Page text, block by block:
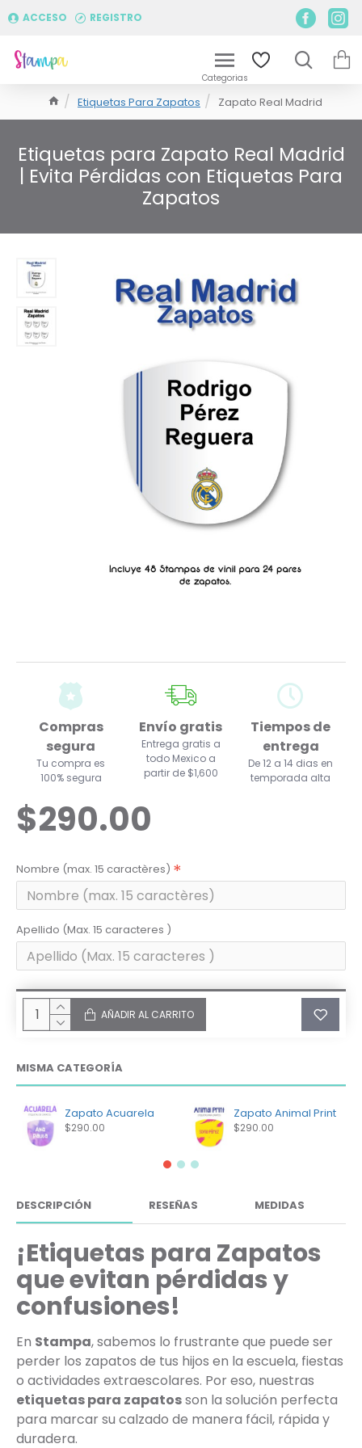
ACCESO REGISTRO
Etiquetas Para Zapatos Zapato Real Madrid
Etiquetas para Zapato Real Madrid
| Evita Pérdidas con Etiquetas Para
Zapatos
Compras
segura
Tu compra es
100% segura
Envío gratis
Entrega gratis a
todo Mexico a
partir de $1,600
Tiempos de
entrega
De 12 a 14 dias en
temporada alta
$290.00
Nombre (max. 15 caractères)
Apellido (Max. 15 caracteres )
AÑADIR AL CARRITO
MISMA CATEGORÍA
Zapato Acuarela
$290.00
Zapato Animal Print
$290.00
DESCRIPCIÓN RESEÑAS MEDIDAS
¡Etiquetas para Zapatos
que evitan pérdidas y
confusiones!
En Stampa, sabemos lo frustrante que puede ser
perder los zapatos de tus hijos en la escuela, fiestas
o actividades extraescolares. Por eso, nuestras
etiquetas para zapatosson la solución perfecta
para marcar su calzado de manera fácil, rápida y
duradera.